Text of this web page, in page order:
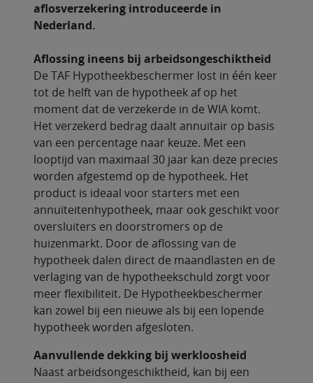
aflosverzekering introduceerde in
Nederland.
Aflossing ineens bij arbeidsongeschiktheid
De TAF Hypotheekbeschermer lost in één keer
tot de helft van de hypotheek af op het
moment dat de verzekerde in de WIA komt.
Het verzekerd bedrag daalt annuïtair op basis
van een percentage naar keuze. Met een
looptijd van maximaal 30 jaar kan deze precies
worden afgestemd op de hypotheek. Het
product is ideaal voor starters met een
annuïteitenhypotheek, maar ook geschikt voor
oversluiters en doorstromers op de
huizenmarkt. Door de aflossing van de
hypotheek dalen direct de maandlasten en de
verlaging van de hypotheekschuld zorgt voor
meer flexibiliteit. De Hypotheekbeschermer
kan zowel bij een nieuwe als bij een lopende
hypotheek worden afgesloten.
Aanvullende dekking bij werkloosheid
Naast arbeidsongeschiktheid, kan bij een